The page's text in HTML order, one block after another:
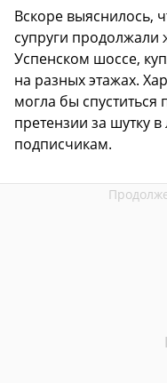
Вскоре выяснилось,
супруги продолжали
Успенском шоссе,
на разных этажах.
могла бы спуститься
претензии за шутку
подписчикам.